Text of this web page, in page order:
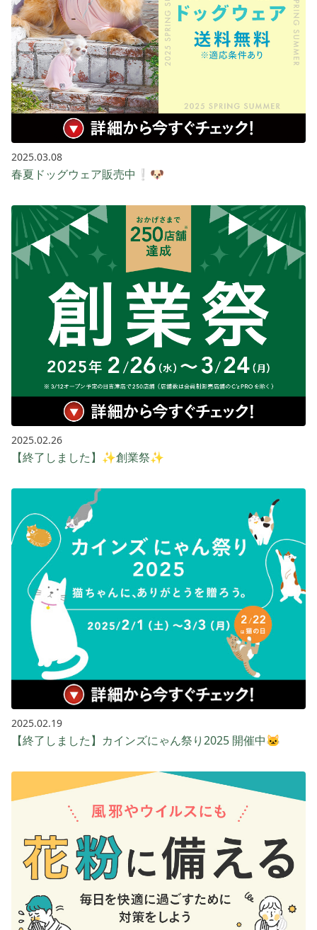
2025.03.08
春夏ドッグウェア販売中❕🐶
2025.02.26
【終了しました】✨創業祭✨
2025.02.19
【終了しました】カインズにゃん祭り2025 開催中🐱